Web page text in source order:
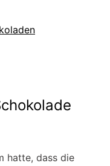
hatte, dass die